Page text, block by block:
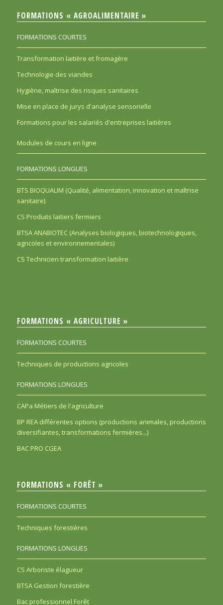
FORMATIONS « AGROALIMENTAIRE »
FORMATIONS COURTES
Transformation laitière et fromagère
Technologie des viandes
Hygiène, maîtrise des risques sanitaires
Mise en place de jurys d'analyse sensorielle
Formations pour les salariés d'entreprises laitières
Modules de cours en ligne
FORMATIONS LONGUES
BTS BIOQUALIM (Qualité, alimentation, innovation et maîtrise
sanitaire)
CS Produits laitiers fermiers
BTSA ANABIOTEC (Analyses biologiques, biotechnologiques,
agricoles et environnementales)
CS Technicien transformation laitière
FORMATIONS « AGRICULTURE »
FORMATIONS COURTES
Techniques de productions agricoles
FORMATIONS LONGUES
CAPa Métiers de l'agriculture
BP REA différentes options (productions animales, productions
diversifiantes, transformations fermières...)
BAC PRO CGEA
FORMATIONS « FORÊT »
FORMATIONS COURTES
Techniques forestières
FORMATIONS LONGUES
CS Arboriste élagueur
BTSA Gestion forestière
Bac professionnel Forêt